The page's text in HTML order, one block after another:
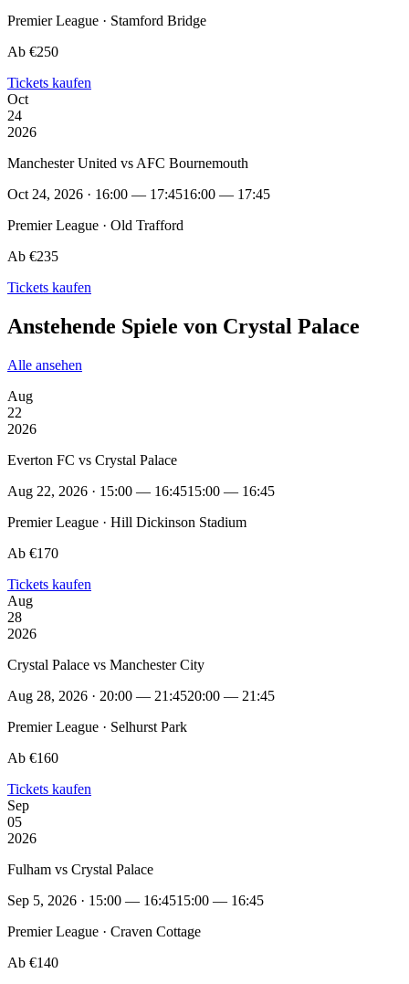
Premier League · Stamford Bridge
Ab €250
Tickets kaufen
Oct
24
2026
Manchester United vs AFC Bournemouth
Oct 24, 2026 · 16:00 — 17:4516:00 — 17:45
Premier League · Old Trafford
Ab €235
Tickets kaufen
Anstehende Spiele von Crystal Palace
Alle ansehen
Aug
22
2026
Everton FC vs Crystal Palace
Aug 22, 2026 · 15:00 — 16:4515:00 — 16:45
Premier League · Hill Dickinson Stadium
Ab €170
Tickets kaufen
Aug
28
2026
Crystal Palace vs Manchester City
Aug 28, 2026 · 20:00 — 21:4520:00 — 21:45
Premier League · Selhurst Park
Ab €160
Tickets kaufen
Sep
05
2026
Fulham vs Crystal Palace
Sep 5, 2026 · 15:00 — 16:4515:00 — 16:45
Premier League · Craven Cottage
Ab €140